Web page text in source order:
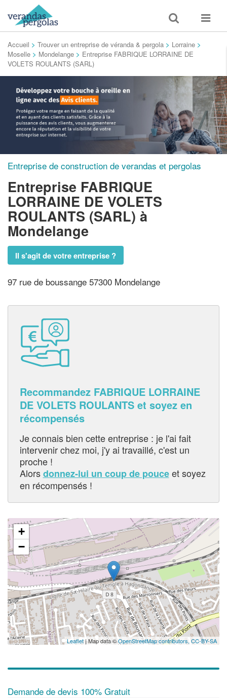
Toggle
search
Toggle
Accueil > Trouver un entreprise de véranda & pergola > Lorraine >
Moselle > Mondelange > Entreprise FABRIQUE LORRAINE DE
VOLETS ROULANTS (SARL)
Entreprise de construction de verandas et pergolas
Entreprise FABRIQUE
LORRAINE DE VOLETS
ROULANTS (SARL) à
Mondelange
Il s'agit de votre entreprise ?
97 rue de boussange 57300 Mondelange
Recommandez FABRIQUE LORRAINE
DE VOLETS ROULANTS et soyez en
récompensés
Je connais bien cette entreprise : je l'ai fait
intervenir chez moi, j'y ai travaillé, c'est un
proche !
Alorsdonnez-lui un coup de pouceet soyez
en récompensés !
+
−
Leaflet| Map data ©OpenStreetMap contributors,CC-BY-SA
Demande de devis 100% Gratuit